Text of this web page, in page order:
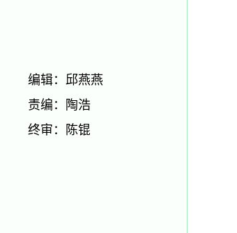
编辑：邱燕燕
责编：陶浩
终审：陈锟